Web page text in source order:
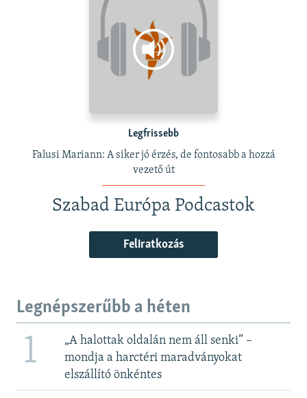
Legfrissebb
Falusi Mariann: A siker jó érzés, de fontosabb a hozzá
vezető út
Szabad Európa Podcastok
Feliratkozás
Legnépszerűbb a héten
1
„A halottak oldalán nem áll senki” –
mondja a harctéri maradványokat
elszállító önkéntes